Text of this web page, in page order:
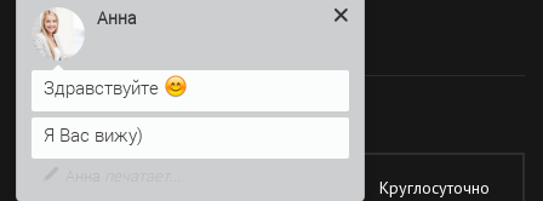
Время работы
Работаем без обеда и выходных
Круглосуточно
Здравствуйте
Я Вас вижу)
Напишите сюда свой вопрос.
Возможно, его решение будет
быстрее